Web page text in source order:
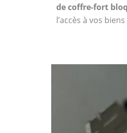
de coffre-fort
l’accès à vos